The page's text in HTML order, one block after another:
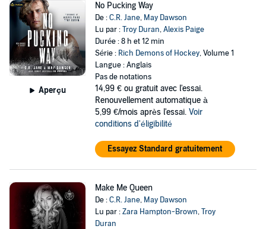
Aperçu
No Pucking Way
De :C.R. Jane, May Dawson
Lu par :Troy Duran,Alexis Paige
Durée : 8 h et 12 min
Série : Rich Demons of Hockey, Volume 1
Langue : Anglais
Pas de notations
14,99 € ou gratuit avec l'essai.
Renouvellement automatique à
5,99 €/mois après l'essai. Voir
conditions d'éligibilité
Essayez Standard gratuitement
Make Me Queen
De :C.R. Jane, May Dawson
Lu par :Zara Hampton-Brown,Troy
Duran